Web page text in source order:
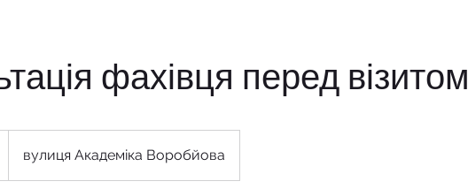
фахівця перед візитом
вулиця Академіка Воробйова